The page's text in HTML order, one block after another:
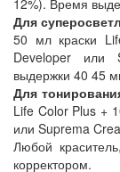
12%). Время
Для
50 мл краски
Developer или
выдержки 40 45
Для
Life Color Plus +
или Suprema
Любой
корректором.